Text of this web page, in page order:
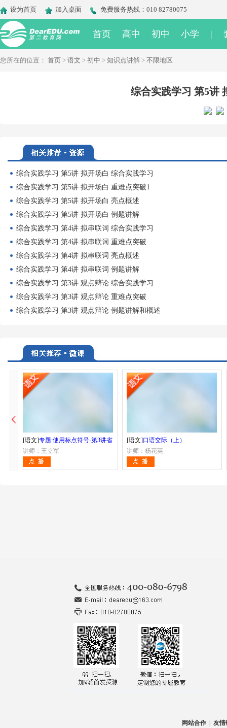
设为首页 加入桌面 免费服务热线：010 82780075
首页 高中 初中 小学 |
您所在的位置： 首页 > 语文 > 初中 > 知识点讲解 > 不限地区
综合实践学习 第5讲
综合实践学习 第5讲 拟开场白 综合实践学习
综合实践学习 第5讲 拟开场白 重难点突破1
综合实践学习 第5讲 拟开场白 亮点概述
综合实践学习 第5讲 拟开场白 例题讲解
综合实践学习 第4讲 拟串联词 综合实践学习
综合实践学习 第4讲 拟串联词 重难点突破
综合实践学习 第4讲 拟串联词 亮点概述
综合实践学习 第4讲 拟串联词 例题讲解
综合实践学习 第3讲 观点辩论 综合实践学习
综合实践学习 第3讲 观点辩论 重难点突破
综合实践学习 第3讲 观点辩论 例题讲解和概述
[语文]专题:使用标点符号-第3讲省
略号
讲师：王立军
[语文]口语交际（上）
讲师：杨花英
网站合作
友情